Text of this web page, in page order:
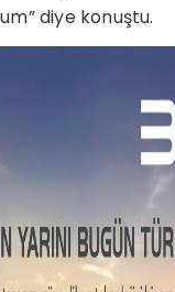
diye konuştu.